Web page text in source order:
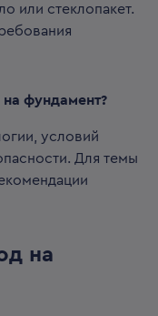
или стеклопакет.
фундамент?
условий
Для темы
на